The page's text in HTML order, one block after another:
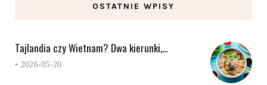
OSTATNIE WPISY
Tajlandia czy Wietnam? Dwa kierunki,…
• 2026-05-20